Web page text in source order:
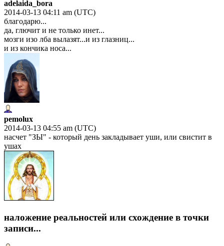
adelaida_bora
2014-03-13 04:11 am (UTC)
благодарю...
да, глючит и не только инет...
мозги изо лба вылазят...и из глазниц...
и из кончика носа...
pemolux
2014-03-13 04:55 am (UTC)
насчет "ЗЫ" - который день закладывает уши, или свистит в
ушах
наложение реальностей или схождение в точки
записи...